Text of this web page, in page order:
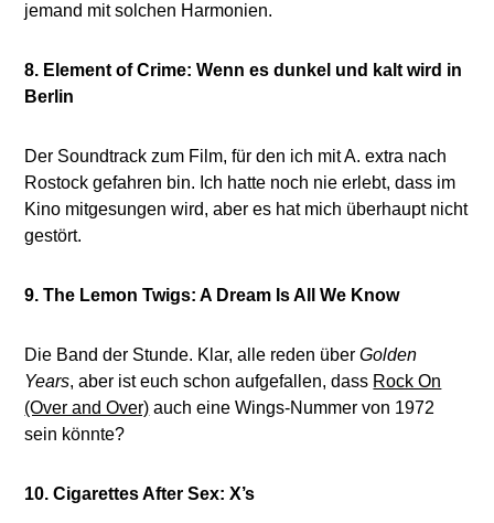
jemand mit solchen Harmonien.
8. Element of Crime: Wenn es dunkel und kalt wird in
Berlin
Der Soundtrack zum Film, für den ich mit A. extra nach
Rostock gefahren bin. Ich hatte noch nie erlebt, dass im
Kino mitgesungen wird, aber es hat mich überhaupt nicht
gestört.
9. The Lemon Twigs: A Dream Is All We Know
Die Band der Stunde. Klar, alle reden überGolden
Years, aber ist euch schon aufgefallen, dass Rock On
(Over and Over) auch eine Wings-Nummer von 1972
sein könnte?
10. Cigarettes After Sex: X’s